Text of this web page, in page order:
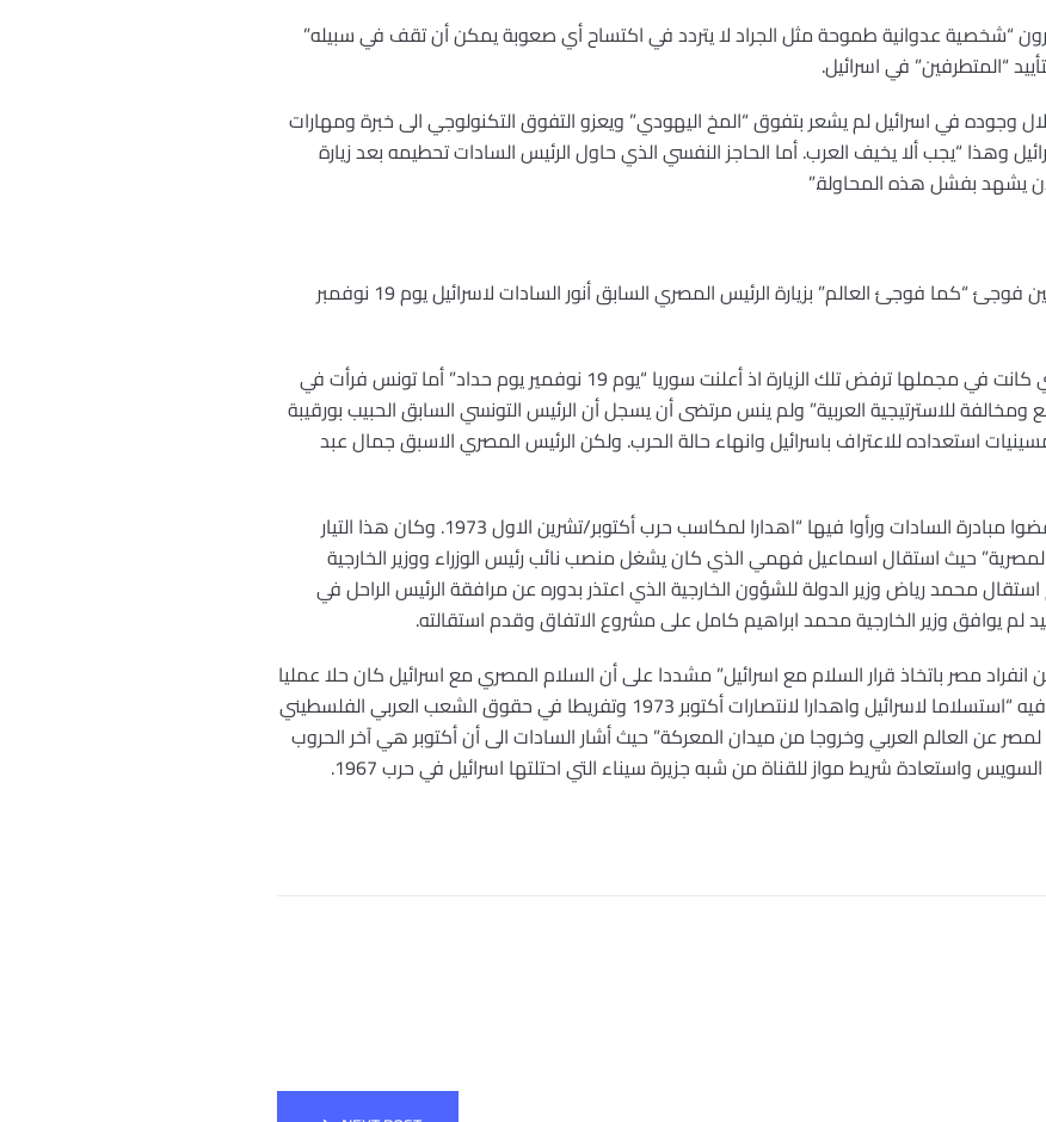
“شخصية عدوانية طموحة مثل الجراد لا يتردد في اكتساح أي صعوبة يمكن أن تقف في سبيله”
“المتطرفين” في اسرائيل.
وجوده في اسرائيل لم يشعر بتفوق “المخ اليهودي” ويعزو التفوق التكنولوجي الى خبرة ومهارات
وهذا “يجب ألا يخيف العرب. أما الحاجز النفسي الذي حاول الرئيس السادات تحطيمه بعد زيارة
يشهد بفشل هذه المحاولة.”
وكان المؤلف سفيرا لمصر في المغرب حين فوجئ “كما فوجئ العالم” بزيارة الرئيس المصري السابق أنور السادات لاسرائيل يوم 19 نوفمبر
ويرصد في كتابه ردود الافعال العربية التي كانت في مجملها ترفض تلك الزيارة اذ أعلنت سوريا “يوم 19 نوفمير يوم حداد” أما تونس فرأت في
ومخالفة للاسترتيجية العربية” ولم ينس مرتضى أن يسجل أن الرئيس التونسي السابق الحبيب بورقيبة
استعداده للاعتراف باسرائيل وانهاء حالة الحرب. ولكن الرئيس المصري الاسبق جمال عبد
ويضيف أن معظم المثقفين المصريين رفضوا مبادرة السادات ورأوا فيها “اهدارا لمكاسب حرب أكتوبر/تشرين الاول 1973. وكان هذا التيار
حيث استقال اسماعيل فهمي الذي كان يشغل منصب نائب رئيس الوزراء ووزير الخارجية
محمد رياض وزير الدولة للشؤون الخارجية الذي اعتذر بدوره عن مرافقة الرئيس الراحل في
لم يوافق وزير الخارجية محمد ابراهيم كامل على مشروع الاتفاق وقدم استقالته.
مصر باتخاذ قرار السلام مع اسرائيل” مشددا على أن السلام المصري مع اسرائيل كان حلا عمليا
وحيدا وممكنا لكنه ووجه بإدانة من رأوا فيه “استسلاما لاسرائيل واهدارا لانتصارات أكتوبر 1973 وتفريطا في حقوق الشعب العربي الفلسطيني
عن العالم العربي وخروجا من ميدان المعركة” حيث أشار السادات الى أن أكتوبر هي آخر الحروب
واستعادة شريط مواز للقناة من شبه جزيرة سيناء التي احتلتها اسرائيل في حرب 1967.